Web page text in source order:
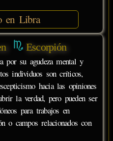
en Libra
Escorpión
por su agudeza mental y
individuos son críticos,
hacia las opiniones
la verdad, pero pueden ser
para trabajos en
o campos relacionados con